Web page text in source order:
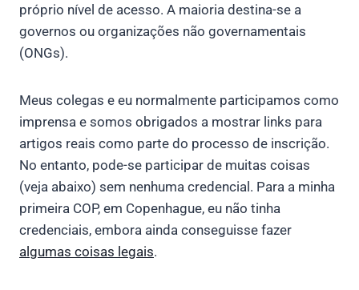
próprio nível de acesso. A maioria destina-se a
governos ou organizações não governamentais
(ONGs).
Meus colegas e eu normalmente participamos como
imprensa e somos obrigados a mostrar links para
artigos reais como parte do processo de inscrição.
No entanto, pode-se participar de muitas coisas
(veja abaixo) sem nenhuma credencial. Para a minha
primeira COP, em Copenhague, eu não tinha
credenciais, embora ainda conseguisse fazer
algumas coisas legais.